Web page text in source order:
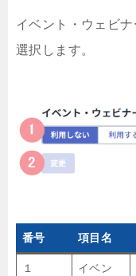
イベント・ウェビ
選択します。
番号 項目名
１
イベン